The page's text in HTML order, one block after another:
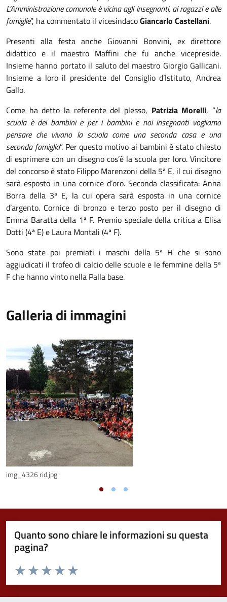
L’Amministrazione comunale è vicina agli insegnanti, ai ragazzi e alle
famiglie”, ha commentato il vicesindacoGiancarlo Castellani.
Presenti alla festa anche Giovanni Bonvini, ex direttore
didattico e il maestro Maffini che fu anche vicepreside.
Insieme hanno portato il saluto del maestro Giorgio Gallicani.
Insieme a loro il presidente del Consiglio d’Istituto, Andrea
Gallo.
Come ha detto la referente del plesso, Patrizia Morelli, “la
scuola è dei bambini e per i bambini e noi insegnanti vogliamo
pensare che vivano la scuola come una seconda casa e una
seconda famiglia”. Per questo motivo ai bambini è stato chiesto
di esprimere con un disegno cos’è la scuola per loro. Vincitore
del concorso è stato Filippo Marenzoni della 5ª E, il cui disegno
sarà esposto in una cornice d’oro. Seconda classificata: Anna
Borra della 3ª E, la cui opera sarà esposta in una cornice
d’argento. Cornice di bronzo e terzo posto per il disegno di
Emma Baratta della 1ª F. Premio speciale della critica a Elisa
Dotti (4ª E) e Laura Montali (4ª F).
Sono state poi premiati i maschi della 5ª H che si sono
aggiudicati il trofeo di calcio delle scuole e le femmine della 5ª
F che hanno vinto nella Palla base.
Galleria di immagini
img_4326 rid.jpg
Quanto sono chiare le informazioni su questa
pagina?
Valuta da 1 a 5 stelle la pagina
Valuta 5 stelle su 5
Valuta 4 stelle su 5
Valuta 3 stelle su 5
Valuta 2 stelle su 5
Valuta 1 stelle su 5